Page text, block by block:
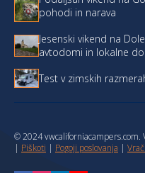
pohodi in narava
Jesenski vikend na
avtodomi in lokalne
Test v zimskih
© 2024 vwcaliforniacampers.com.
| Piškoti | Pogoji poslovanja |